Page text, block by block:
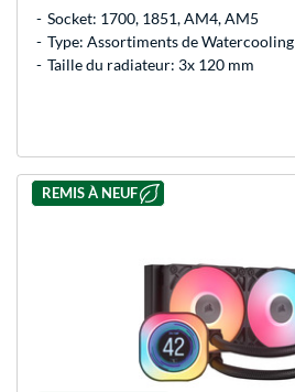
Socket: 1700, 1851, AM4, AM5
Type: Assortiments de Watercooling
Taille du radiateur: 3x 120 mm
REMIS À NEUF